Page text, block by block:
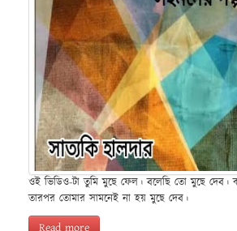
ওই ভিডিও-টা তুমি মুছে ফেল। বলেছি তো মুছে
তারপর তোমার সামনেই না হয় মুছে দেব।
Read more